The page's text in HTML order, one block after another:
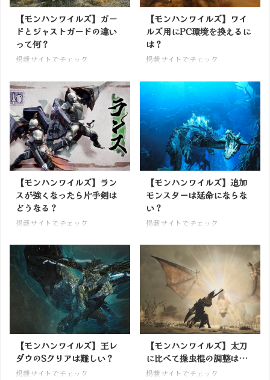
【モンハンワイルズ】ガー
ドとジャストガードの違い
って何？
掲載サイトでチェック
【モンハンワイルズ】ワイ
ルズ用にPC環境を換えるに
は？
掲載サイトでチェック
【モンハンワイルズ】ラン
スが強くなったら片手剣は
どうなる？
掲載サイトでチェック
【モンハンワイルズ】追加
モンスターは延命にならな
い？
掲載サイトでチェック
【モンハンワイルズ】王レ
ダウのSクリアは難しい？
掲載サイトでチェック
【モンハンワイルズ】太刀
に比べて操虫棍の調整は…
掲載サイトでチェック